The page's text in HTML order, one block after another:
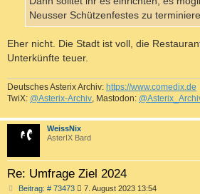
Neusser Schützenfestes zu
Eher nicht. Die Stadt ist voll, die
Unterkünfte teuer.
Deutsches Asterix Archiv: https://www.comedix.de
TwiX: @Asterix-Archiv , Mastodon:
WeissNix
AsterIX Bard
Re: Umfrage Ziel 2024
Beitrag: # 73473B 7. August 2023 13:54